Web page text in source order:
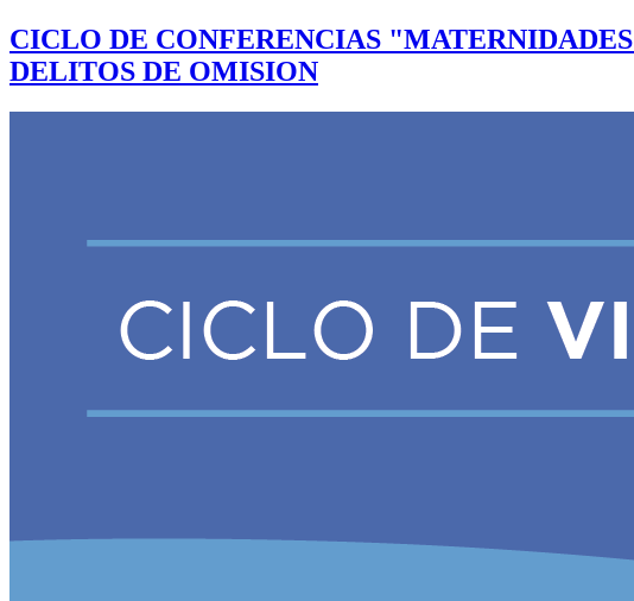
CICLO DE CONFERENCIAS
DELITOS DE OMISION